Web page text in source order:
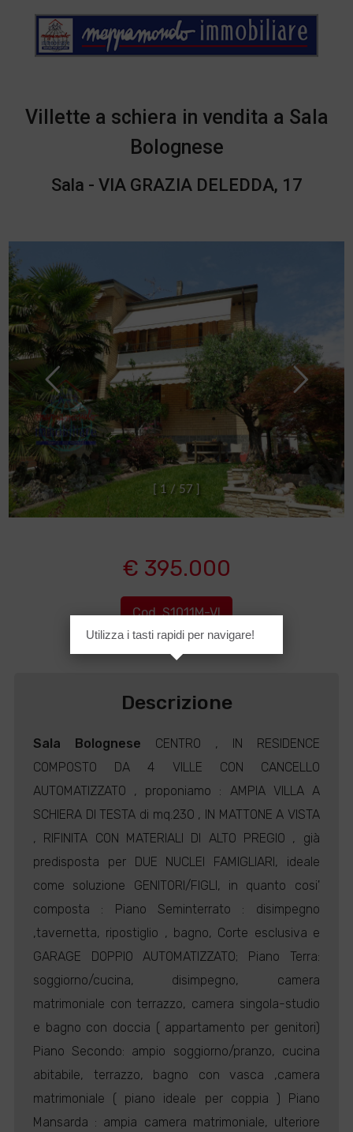
Villette a schiera in vendita a Sala
Bolognese
Sala - VIA GRAZIA DELEDDA, 17
1 / 5 7
€ 395.000
Cod. S1011M-VI
Descrizione
Sala Bolognese CENTRO , IN RESIDENCE
COMPOSTO DA 4 VILLE CON CANCELLO
AUTOMATIZZATO , proponiamo : AMPIA VILLA A
SCHIERA DI TESTA di mq.230 , IN MATTONE A VISTA
, RIFINITA CON MATERIALI DI ALTO PREGIO , già
predisposta per DUE NUCLEI FAMIGLIARI, ideale
come soluzione GENITORI/FIGLI, in quanto cosi'
composta : Piano Seminterrato : disimpegno
,tavernetta, ripostiglio , bagno, Corte esclusiva e
GARAGE DOPPIO AUTOMATIZZATO; Piano Terra:
soggiorno/cucina, disimpegno, camera
matrimoniale con terrazzo, camera singola-studio
e bagno con doccia ( appartamento per genitori)
Piano Secondo: ampio soggiorno/pranzo, cucina
abitabile, terrazzo, bagno con vasca ,camera
matrimoniale ( piano ideale per coppia ) Piano
Mansarda : ampia camera matrimoniale, ulteriore
Utilizza i tasti rapidi per navigare!